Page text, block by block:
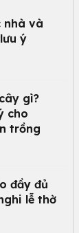
nhà và
ý
gì?
cho
trồng
đầy đủ
lễ thờ